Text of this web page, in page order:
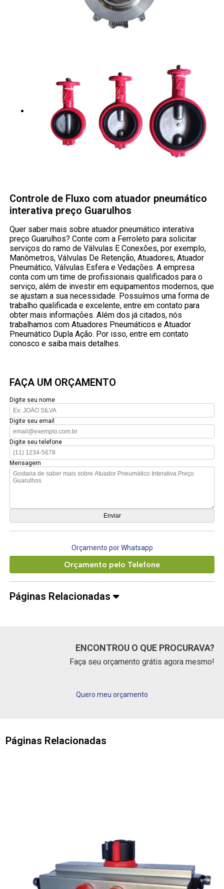
Controle de Fluxo com atuador pneumático
interativa preço Guarulhos
Quer saber mais sobre atuador pneumático interativa
preço Guarulhos? Conte com a Ferroleto para solicitar
serviços do ramo de Válvulas E Conexões, por exemplo,
Manômetros, Válvulas De Retenção, Atuadores, Atuador
Pneumático, Válvulas Esfera e Vedações. A empresa
conta com um time de profissionais qualificados para o
serviço, além de investir em equipamentos modernos, que
se ajustam a sua necessidade. Possuímos uma forma de
trabalho qualificada e excelente, entre em contato para
obter mais informações. Além dos já citados, nós
trabalhamos com Atuadores Pneumáticos e Atuador
Pneumático Dupla Ação. Por isso, entre em contato
conosco e saiba mais detalhes.
FAÇA UM ORÇAMENTO
Digite seu nome
Digite seu email
Digite seu telefone
Mensagem
Orçamento por Whatsapp
Orçamento pelo Telefone
Páginas Relacionadas
ENCONTROU O QUE PROCURAVA?
Faça seu orçamento grátis agora mesmo!
Quero meu orçamento
Páginas Relacionadas